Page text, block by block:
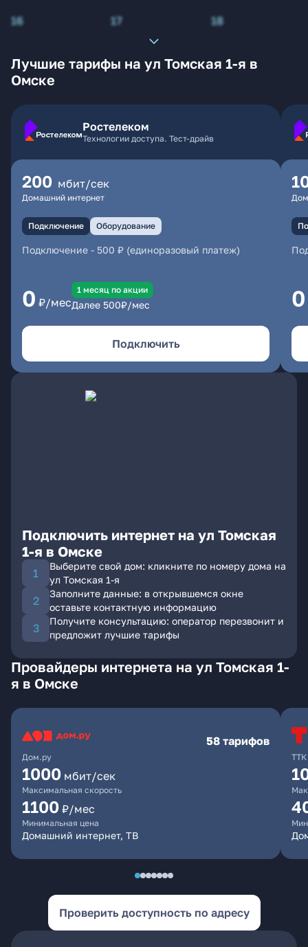
16
17 18
Лучшие тарифы на ул Томская 1-я в
Омске
Ростелеком
Технологии доступа. Тест-драйв
200 мбит/сек
Домашний интернет
Подключение Оборудование
Подключение - 500 ₽ (единоразовый платеж)
0 ₽/мес
1 месяц по акции
Далее 500₽/мес
Подключить
0
Подключить интернет на ул Томская
1-я в Омске
Выберите свой дом: кликните по номеру дома на
ул Томская 1-я
Заполните данные: в открывшемся окне
оставьте контактную информацию
Получите консультацию: оператор перезвонит и
предложит лучшие тарифы
Провайдеры интернета на ул Томская 1-
я в Омске
Дом.ру
58 тарифов
1000 мбит/сек
Максимальная скорость
1100 ₽/мес
Минимальная цена
Домашний интернет, ТВ
ТТК
Проверить доступность по адресу